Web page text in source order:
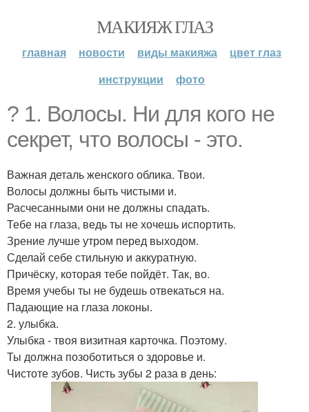
МАКИЯЖ ГЛАЗ
главная новости виды макияжа
цвет глаз
инструкции
фото
? 1. Волосы. Ни для кого не
секрет, что волосы - это.
Важная деталь женского облика. Твои.
Волосы должны быть чистыми и.
Расчесанными они не должны спадать.
Тебе на глаза, ведь ты не хочешь испортить.
Зрение лучше утром перед выходом.
Сделай себе стильную и аккуратную.
Причёску, которая тебе пойдёт. Так, во.
Время учебы ты не будешь отвекаться на.
Падающие на глаза локоны.
2. улыбка.
Улыбка - твоя визитная карточка. Поэтому.
Ты должна позоботиться о здоровье и.
Чистоте зубов. Чисть зубы 2 раза в день: